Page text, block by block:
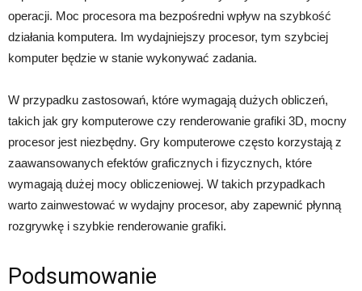
operacji. Moc procesora ma bezpośredni wpływ na szybkość
działania komputera. Im wydajniejszy procesor, tym szybciej
komputer będzie w stanie wykonywać zadania.
W przypadku zastosowań, które wymagają dużych obliczeń,
takich jak gry komputerowe czy renderowanie grafiki 3D, mocny
procesor jest niezbędny. Gry komputerowe często korzystają z
zaawansowanych efektów graficznych i fizycznych, które
wymagają dużej mocy obliczeniowej. W takich przypadkach
warto zainwestować w wydajny procesor, aby zapewnić płynną
rozgrywkę i szybkie renderowanie grafiki.
Podsumowanie